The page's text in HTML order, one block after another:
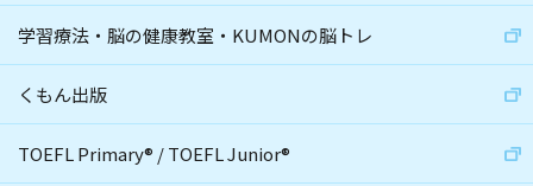
学習療法・脳の健康教室・KUMONの脳トレ
くもん出版
TOEFL Primary® /TOEFL Junior®